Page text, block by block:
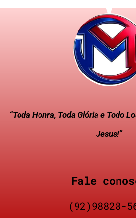
“Toda Honra, Toda Glória e Todo
Jesus!”
Fale
(92)98828-